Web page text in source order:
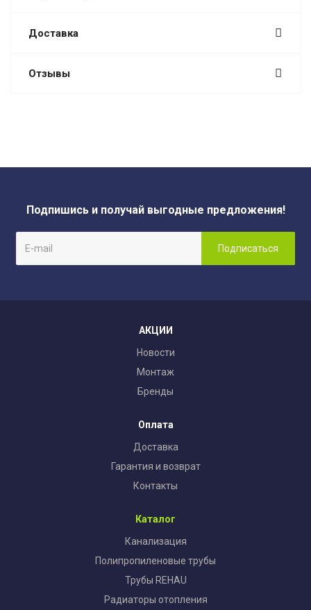
Доставка
Отзывы
Подпишись и получай выгодные предложения!
АКЦИИ
Новости
Монтаж
Бренды
Оплата
Доставка
Гарантия и возврат
Контакты
Каталог
Канализация
Полипропиленовые трубы
Трубы REHAU
Радиаторы отопления